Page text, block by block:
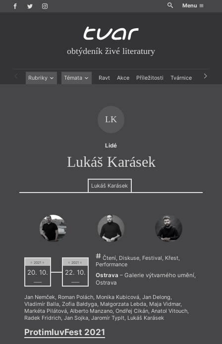
Menu
obtýdeník živé literatury
Rubriky Témata Ravt Akce Příležitosti Tvárnice Archiv
LK
Lidé
Lukáš Karásek
Lukáš Karásek
= 2021 =
20. 10.
––––
= 2021 =
22. 10.
––––
Čtení, Diskuse, Festival, Křest,
Performance
Ostrava – Galerie výtvarného umění,
Ostrava
Jan Nemček, Roman Polách, Monika Kubicová, Jan Delong,
Vladimír Balla, Zofia Bałdyga, Małgorzata Lebda, Maja Vidmar,
Markéta Pilátová, Alberto Manzano, Ondřej Cikán, Anatol Vitouch,
Radek Fridrich, Jan Sojka, Jaromír Typlt, Lukáš Karásek
ProtimluvFest 2021